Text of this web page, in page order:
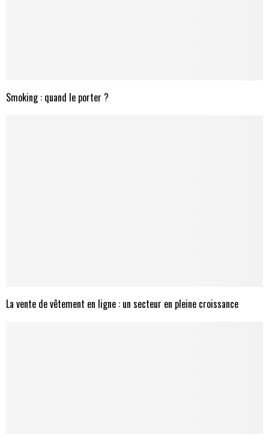
Smoking : quand le porter ?
La vente de vêtement en ligne : un secteur en pleine croissance